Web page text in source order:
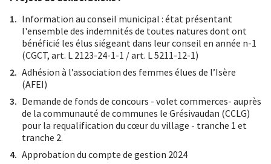
Information au conseil municipal : état présentant
l'ensemble des indemnités de toutes natures dont ont
bénéficié les élus siégeant dans leur conseil en année n-1
(CGCT, art. L 2123-24-1-1 / art. L 5211-12-1)
Adhésion à l’association des femmes élues de l’Isère
(AFEI)
Demande de fonds de concours - volet commerces- auprès
de la communauté de communes le Grésivaudan (CCLG)
pour la requalification du cœur du village - tranche 1 et
tranche 2.
Approbation du compte de gestion 2024